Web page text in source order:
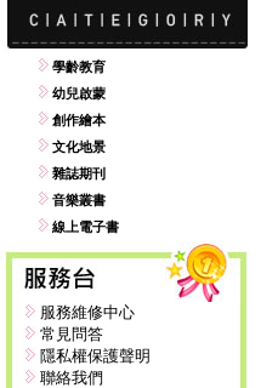
學齡教育
幼兒啟蒙
創作繪本
文化地景
雜誌期刊
音樂叢書
線上電子書
服務維修中心
常見問答
隱私權保護聲明
聯絡我們